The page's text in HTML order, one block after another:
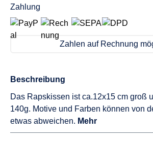
Zahlung
Zahlen auf Rechnung
Beschreibung
Das Rapskissen ist ca.12x15 cm groß
140g. Motive und Farben können von
etwas abweichen. Mehr